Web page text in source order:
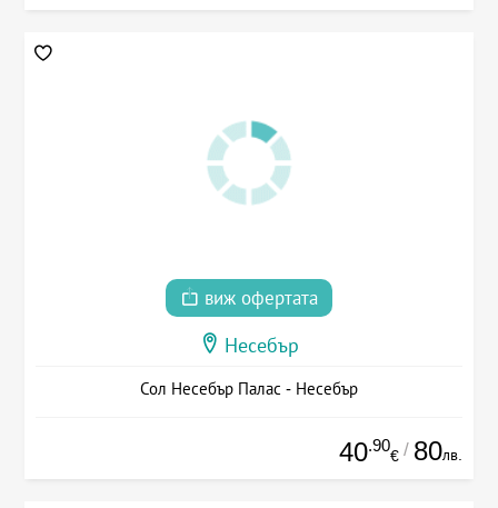
виж офертата
Несебър
Сол Несебър Палас - Несебър
40.90
€ / 80лв.